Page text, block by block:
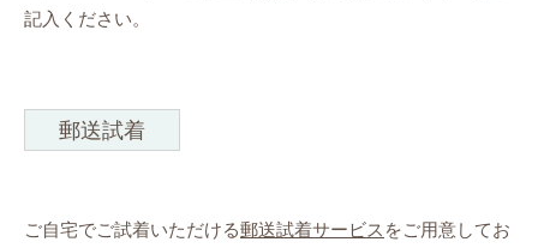
記入ください。
郵送試着
ご自宅でご試着いただける郵送試着サービス をご用意してお